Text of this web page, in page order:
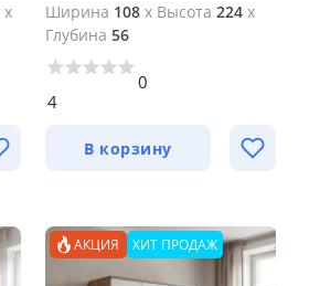
x
Ширина 108x Высота 224x
Глубина 56
4
0
В корзину
АКЦИЯ ХИТ ПРОДАЖ